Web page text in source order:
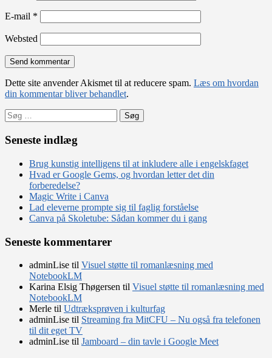
E-mail *
Websted
Dette site anvender Akismet til at reducere spam. Læs om hvordan
din kommentar bliver behandlet.
Søg
efter:
Seneste indlæg
Brug kunstig intelligens til at inkludere alle i engelskfaget
Hvad er Google Gems, og hvordan letter det din
forberedelse?
Magic Write i Canva
Lad eleverne prompte sig til faglig forståelse
Canva på Skoletube: Sådan kommer du i gang
Seneste kommentarer
adminLise til Visuel støtte til romanlæsning med
NotebookLM
Karina Elsig Thøgersen til Visuel støtte til romanlæsning med
NotebookLM
Merle til Udtræksprøven i kulturfag
adminLise til Streaming fra MitCFU – Nu også fra telefonen
til dit eget TV
adminLise til Jamboard – din tavle i Google Meet